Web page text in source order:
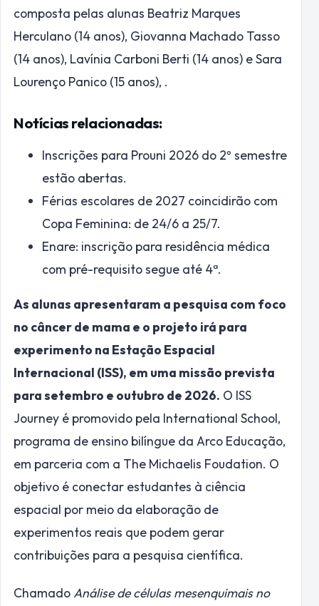
composta pelas alunas Beatriz Marques
Herculano (14 anos), Giovanna Machado Tasso
(14 anos), Lavínia Carboni Berti (14 anos) e Sara
Lourenço Panico (15 anos), .
Notícias relacionadas:
Inscrições para Prouni 2026 do 2º semestre
estão abertas.
Férias escolares de 2027 coincidirão com
Copa Feminina: de 24/6 a 25/7.
Enare: inscrição para residência médica
com pré-requisito segue até 4ª.
As alunas apresentaram a pesquisa com foco
no câncer de mama e o projeto irá para
experimento na Estação Espacial
Internacional (ISS), em uma missão prevista
para setembro e outubro de 2026. O ISS
Journey é promovido pela International School,
programa de ensino bilíngue da Arco Educação,
em parceria com a The Michaelis Foudation. O
objetivo é conectar estudantes à ciência
espacial por meio da elaboração de
experimentos reais que podem gerar
contribuições para a pesquisa científica.
ChamadoAnálise de células mesenquimais no